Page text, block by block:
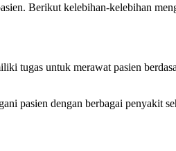
Berikut kelebihan-kelebihan
tugas untuk merawat pasien
pasien dengan berbagai penyakit